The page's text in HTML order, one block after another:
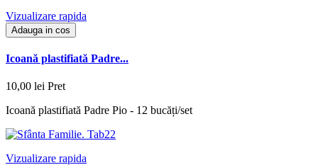
Vizualizare rapida
Adauga in cos
Icoană plastifiată Padre...
10,00 lei Pret
Icoană plastifiată Padre Pio - 12 bucăți/set
Vizualizare rapida